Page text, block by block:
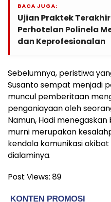
BACA JUGA:
Ujian Praktek
Perhotelan Polinela
dan Keprofesionalan
Sebelumnya, peristiwa
Susanto sempat menjadi
muncul pemberitaan
penganiayaan oleh
Namun, Hadi
murni merupakan
kendala komunikasi
dialaminya.
Post Views: 89